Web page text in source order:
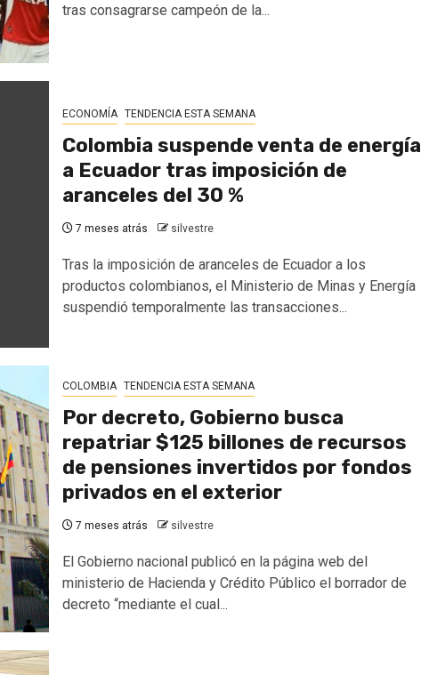
tras consagrarse campeón de la...
ECONOMÍA TENDENCIA ESTA SEMANA
Colombia suspende venta de energía
a Ecuador tras imposición de
aranceles del 30 %
7 meses atrás silvestre
Tras la imposición de aranceles de Ecuador a los
productos colombianos, el Ministerio de Minas y Energía
suspendió temporalmente las transacciones...
COLOMBIA TENDENCIA ESTA SEMANA
Por decreto, Gobierno busca
repatriar $125 billones de recursos
de pensiones invertidos por fondos
privados en el exterior
7 meses atrás silvestre
El Gobierno nacional publicó en la página web del
ministerio de Hacienda y Crédito Público el borrador de
decreto “mediante el cual...